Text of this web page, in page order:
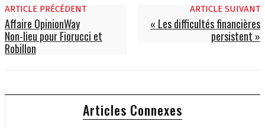
ARTICLE PRÉCÉDENT
Affaire OpinionWay
Non-lieu pour Fiorucci et
Robillon
ARTICLE SUIVANT
« Les difficultés financières
persistent »
Articles Connexes